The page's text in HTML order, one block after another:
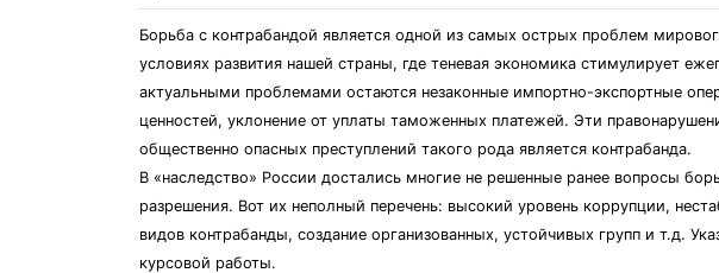
Борьба с контрабандой является одной из самых острых проблем
условиях развития нашей страны, где теневая экономика стимулирует
актуальными проблемами остаются незаконные импортно-экспортные
ценностей, уклонение от уплаты таможенных платежей. Эти
общественно опасных преступлений такого рода является контрабанда.
В «наследство» России достались многие не решенные ранее вопросы
разрешения. Вот их неполный перечень: высокий уровень коррупции,
видов контрабанды, создание организованных, устойчивых групп и т.д.
курсовой работы.